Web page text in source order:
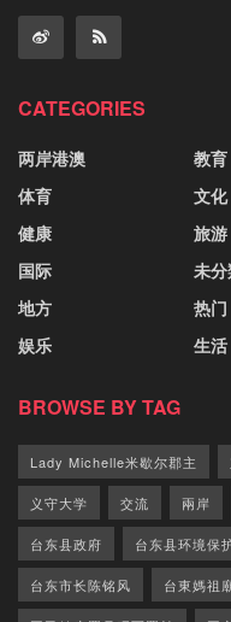
CATEGORIES
两岸港澳
体育
健康
国际
地方
娱乐
教育
文化
旅游
未
热门
生活
BROWSE BY TAG
Lady Michelle米歇尔郡主
义守大学 交流 兩岸
台东县政府 台东县环境保
台东市长陈铭风 台東媽祖